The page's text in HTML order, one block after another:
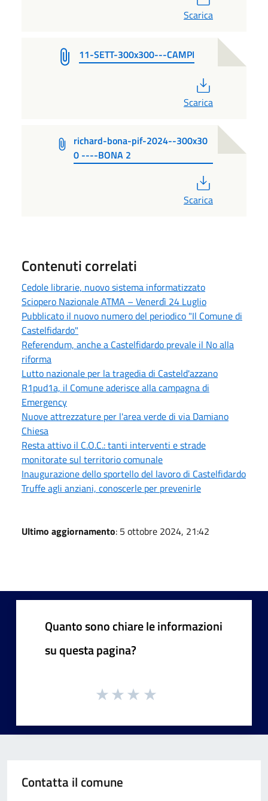
Scarica
11-SETT-300x300---CAMPI
Scarica
richard-bona-pif-2024--300x30
0 ----BONA 2
Scarica
Contenuti correlati
Cedole librarie, nuovo sistema informatizzato
Sciopero Nazionale ATMA – Venerdì 24 Luglio
Pubblicato il nuovo numero del periodico "Il Comune di
Castelfidardo"
Referendum, anche a Castelfidardo prevale il No alla
riforma
Lutto nazionale per la tragedia di Casteld'azzano
R1pud1a, il Comune aderisce alla campagna di
Emergency
Nuove attrezzature per l'area verde di via Damiano
Chiesa
Resta attivo il C.O.C.: tanti interventi e strade
monitorate sul territorio comunale
Inaugurazione dello sportello del lavoro di Castelfidardo
Truffe agli anziani, conoscerle per prevenirle
Ultimo aggiornamento: 5 ottobre 2024, 21:42
Quanto sono chiare le informazioni
su questa pagina?
Contatta il comune